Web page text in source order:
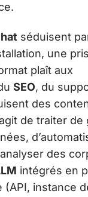
séduisent
une
plaît aux
SEO, du
des
de traiter de
des
intégrés en
(API, instance